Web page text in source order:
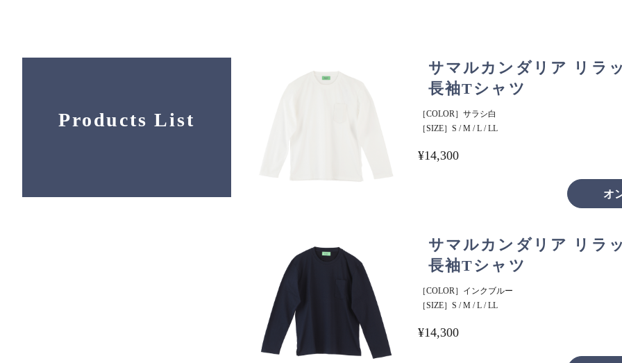
Products List
サマルカンダリア リラ
長袖Tシャツ
［COLOR］サラシ白
［SIZE］S / M / L / LL
¥14,300
オ
サマルカンダリア リラ
長袖Tシャツ
［COLOR］インクブルー
［SIZE］S / M / L / LL
¥14,300